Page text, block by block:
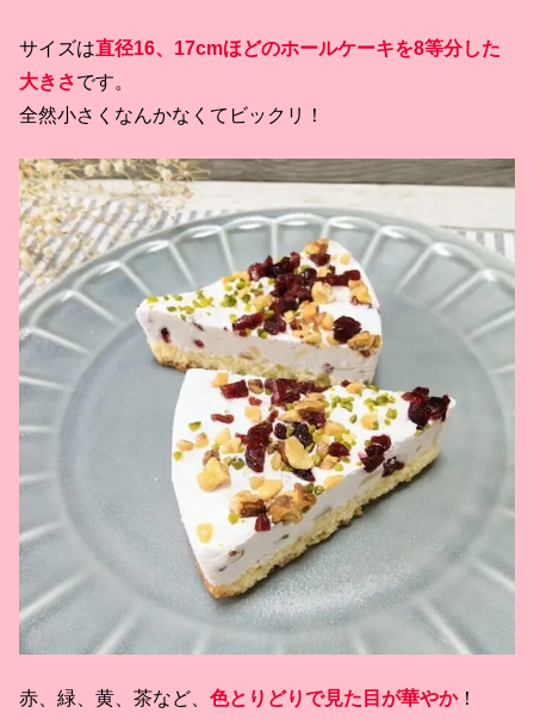
サイズは直径16、17cmほどのホールケーキを8等分した
大きさです。
全然小さくなんかなくてビックリ！
赤、緑、黄、茶など、 色とりどりで見た目が華やか！